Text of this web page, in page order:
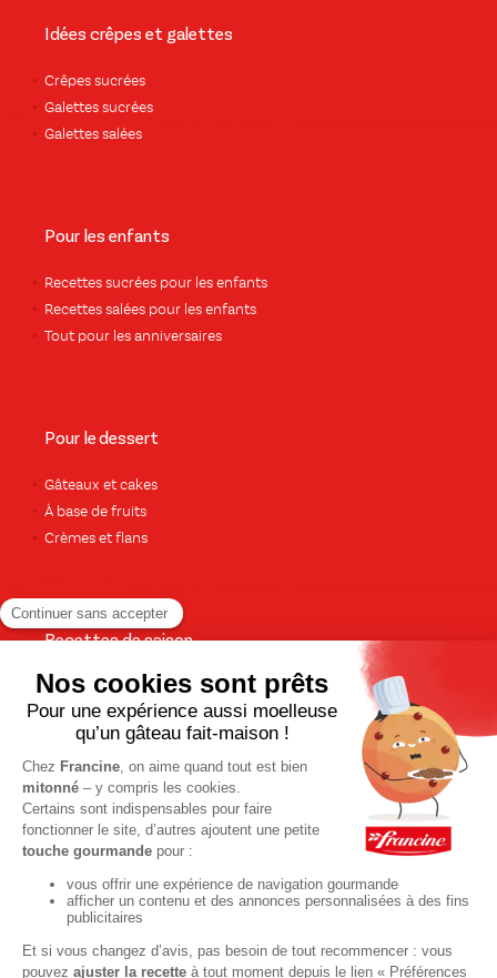
Idées crêpes et galettes
Crêpes sucrées
Galettes sucrées
Galettes salées
Pour les enfants
Recettes sucrées pour les enfants
Recettes salées pour les enfants
Tout pour les anniversaires
Pour le dessert
Gâteaux et cakes
À base de fruits
Crèmes et flans
Recettes de saison
Printemps
Été
Automne
Hiver
TOUTES LES RECETTES